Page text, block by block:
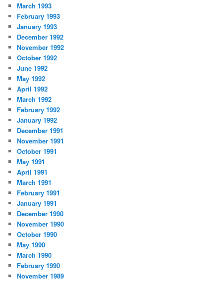
March 1993
February 1993
January 1993
December 1992
November 1992
October 1992
June 1992
May 1992
April 1992
March 1992
February 1992
January 1992
December 1991
November 1991
October 1991
May 1991
April 1991
March 1991
February 1991
January 1991
December 1990
November 1990
October 1990
May 1990
March 1990
February 1990
November 1989